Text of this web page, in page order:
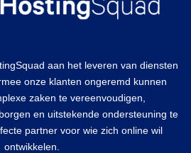
aan het leveren van diensten
onze klanten ongeremd kunnen
zaken te vereenvoudigen,
en uitstekende ondersteuning te
partner voor wie zich online wil
ontwikkelen.